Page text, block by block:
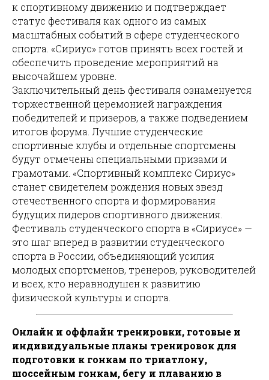
к спортивному движению и подтверждает
статус фестиваля как одного из самых
масштабных событий в сфере студенческого
спорта. «Сириус» готов принять всех гостей и
обеспечить проведение мероприятий на
высочайшем уровне.
Заключительный день фестиваля ознаменуется
торжественной церемонией награждения
победителей и призеров, а также подведением
итогов форума. Лучшие студенческие
спортивные клубы и отдельные спортсмены
будут отмечены специальными призами и
грамотами. «Спортивный комплекс Сириус»
станет свидетелем рождения новых звезд
отечественного спорта и формирования
будущих лидеров спортивного движения.
Фестиваль студенческого спорта в «Сириусе» —
это шаг вперед в развитии студенческого
спорта в России, объединяющий усилия
молодых спортсменов, тренеров, руководителей
и всех, кто неравнодушен к развитию
физической культуры и спорта.
Онлайн и оффлайн тренировки, готовые и
индивидуальные планы тренировок для
подготовки к гонкам по триатлону,
шоссейным гонкам, бегу и плаванию в